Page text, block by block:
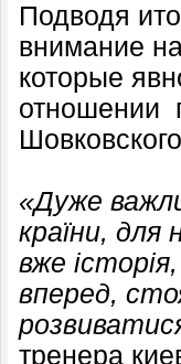
Подводя
внимание
которые
отношении
«Дуже
країни, для
вже
вперед,
тренера